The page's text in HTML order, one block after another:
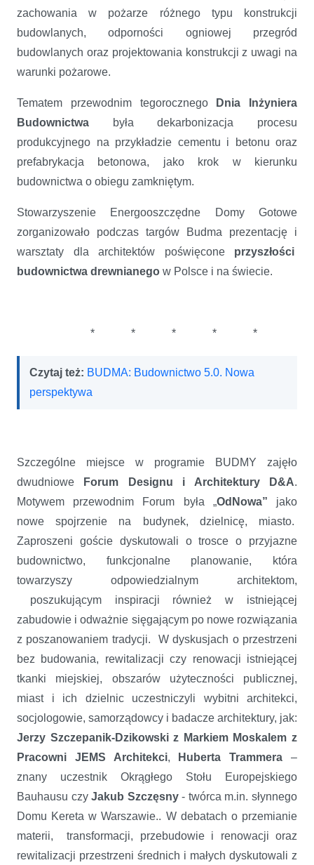
zachowania w pożarze różnego typu konstrukcji
budowlanych, odporności ogniowej przegród
budowlanych oraz projektowania konstrukcji z uwagi na
warunki pożarowe.
Tematem przewodnim tegorocznego
Dnia Inżyniera
Budownictwa była dekarbonizacja procesu
produkcyjnego na przykładzie cementu i betonu oraz
prefabrykacja betonowa, jako krok w kierunku
budownictwa o obiegu zamkniętym.
Stowarzyszenie Energooszczędne Domy Gotowe
zorganizowało podczas targów Budma prezentację i
warsztaty dla architektów poświęcone przyszłości
budownictwa drewnianego w Polsce i na świecie.
* * * * *
Czytaj też: BUDMA: Budownictwo 5.0. Nowa
perspektywa
Szczególne miejsce w programie BUDMY zajęło
dwudniowe
Forum Designu i Architektury D&A.
Motywem przewodnim Forum była „OdNowa” jako
nowe spojrzenie na budynek, dzielnicę, miasto.
Zaproszeni goście dyskutowali o trosce o przyjazne
budownictwo, funkcjonalne planowanie, która
towarzyszy odpowiedzialnym architektom,
poszukującym inspiracji również w istniejącej
zabudowie i odważnie sięgającym po nowe rozwiązania
z poszanowaniem tradycji. W dyskusjach o przestrzeni
bez budowania, rewitalizacji czy renowacji istniejącej
tkanki miejskiej, obszarów użyteczności publicznej,
miast i ich dzielnic uczestniczyli wybitni architekci,
socjologowie, samorządowcy i badacze architektury, jak:
Jerzy Szczepanik-Dzikowski z Markiem Moskalem z
Pracowni JEMS Architekci, Huberta Trammera –
znany uczestnik Okrągłego Stołu Europejskiego
Bauhausu czyJakub Szczęsny- twórca m.in. słynnego
Domu Kereta w Warszawie.. W debatach o przemianie
materii, transformacji, przebudowie i renowacji oraz
rewitalizacji przestrzeni średnich i małych dyskutowali z